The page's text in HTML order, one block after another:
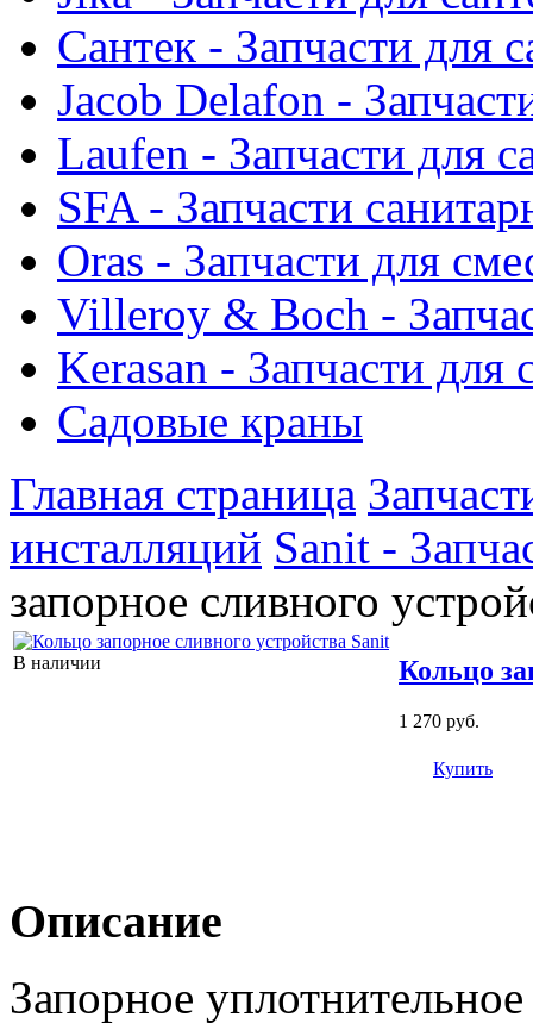
Сантек - Запчасти для
Jacob Delafon -
Laufen - Запчасти для
SFA - Запчасти
Oras - Запчасти для
Villeroy & Boch -
Kerasan - Запчасти для
Садовые краны
Главная страница
инсталляций Sanit -
запорное сливного
В наличии Кольцо
1 270 руб.
Купить
Описание
Запорное